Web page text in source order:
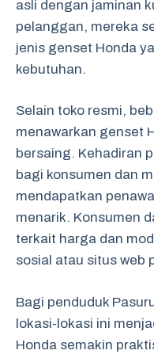
asli dengan jaminan
pelanggan, mereka
jenis genset Honda
kebutuhan.
Selain toko resmi,
menawarkan genset
bersaing. Kehadiran
bagi konsumen dan
mendapatkan
menarik. Konsumen
terkait harga dan
sosial atau situs web
Bagi penduduk
lokasi-lokasi ini
Honda semakin